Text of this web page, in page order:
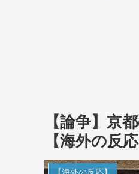
【論争】京
【海外の反応